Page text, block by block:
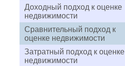
Доходный подход к оценке
недвижимости
Сравнительный подход к
оценке недвижимости
Затратный подход к оценке
недвижимости